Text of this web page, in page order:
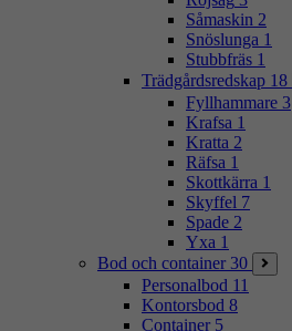
Såmaskin 2
Snöslunga 1
Stubbfräs 1
Trädgårdsredskap 18
Fyllhammare 3
Krafsa 1
Kratta 2
Räfsa 1
Skottkärra 1
Skyffel 7
Spade 2
Yxa 1
Bod och container 30
Personalbod 11
Kontorsbod 8
Container 5